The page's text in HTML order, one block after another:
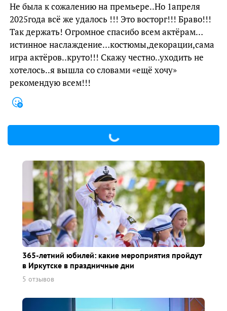
Не была к сожалению на премьере..Но 1апреля
2025года всё же удалось !!! Это восторг!!! Браво!!!
Так держать! Огромное спасибо всем актёрам…
истинное наслаждение…костюмы,декорации,сама
игра актёров..круто!!! Скажу честно..уходить не
хотелось..я вышла со словами «ещё хочу»
рекомендую всем!!!
365-летний юбилей: какие мероприятия пройдут
в Иркутске в праздничные дни
5 отзывов